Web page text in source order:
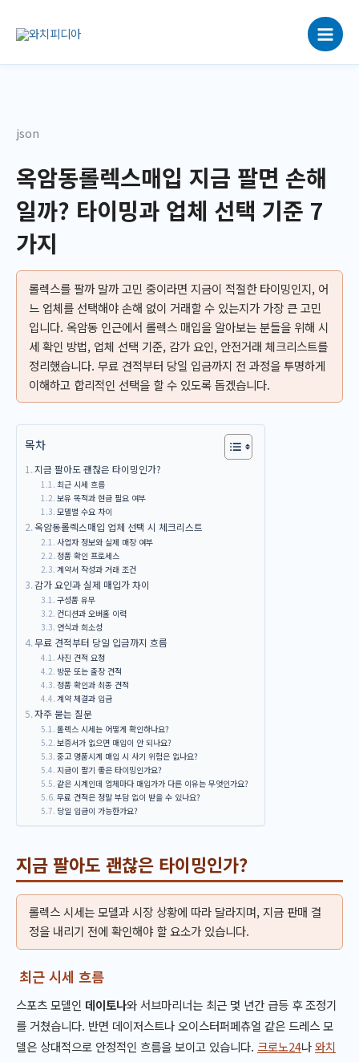
로
json
옥암동롤렉스매입 지금 팔면 손해
일까? 타이밍과 업체 선택 기준 7
가지
롤렉스를 팔까 말까 고민 중이라면 지금이 적절한 타이밍인지, 어
느 업체를 선택해야 손해 없이 거래할 수 있는지가 가장 큰 고민
입니다. 옥암동 인근에서 롤렉스 매입을 알아보는 분들을 위해 시
세 확인 방법, 업체 선택 기준, 감가 요인, 안전거래 체크리스트를
정리했습니다. 무료 견적부터 당일 입금까지 전 과정을 투명하게
이해하고 합리적인 선택을 할 수 있도록 돕겠습니다.
목차
지금 팔아도 괜찮은 타이밍인가?
최근 시세 흐름
보유 목적과 현금 필요 여부
모델별 수요 차이
옥암동롤렉스매입 업체 선택 시 체크리스트
사업자 정보와 실제 매장 여부
정품 확인 프로세스
계약서 작성과 거래 조건
감가 요인과 실제 매입가 차이
구성품 유무
컨디션과 오버홀 이력
연식과 희소성
무료 견적부터 당일 입금까지 흐름
사진 견적 요청
방문 또는 출장 견적
정품 확인과 최종 견적
계약 체결과 입금
자주 묻는 질문
롤렉스 시세는 어떻게 확인하나요?
보증서가 없으면 매입이 안 되나요?
중고 명품시계 매입 시 사기 위험은 없나요?
지금이 팔기 좋은 타이밍인가요?
같은 시계인데 업체마다 매입가가 다른 이유는 무엇인가요?
무료 견적은 정말 부담 없이 받을 수 있나요?
당일 입금이 가능한가요?
지금 팔아도 괜찮은 타이밍인가?
롤렉스 시세는 모델과 시장 상황에 따라 달라지며, 지금 판매 결
정을 내리기 전에 확인해야 할 요소가 있습니다.
최근 시세 흐름
스포츠 모델인 데이토나와 서브마리너는 최근 몇 년간 급등 후 조정기
를 거쳤습니다. 반면 데이저스트나 오이스터퍼페츄얼 같은 드레스 모
델은 상대적으로 안정적인 흐름을 보이고 있습니다. 크로노24나와치